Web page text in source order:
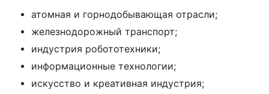
атомная и горнодобывающая отрасли;
железнодорожный транспорт;
индустрия робототехники;
информационные технологии;
искусство и креативная индустрия;